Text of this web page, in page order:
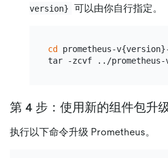
version}
可以由你自行指定。
cd prometheus-v{version}-
第 4 步：使用新的组件包升
执行以下命令升级 Prometheus。